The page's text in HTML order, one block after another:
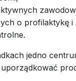
o profilaktykę i
jedno